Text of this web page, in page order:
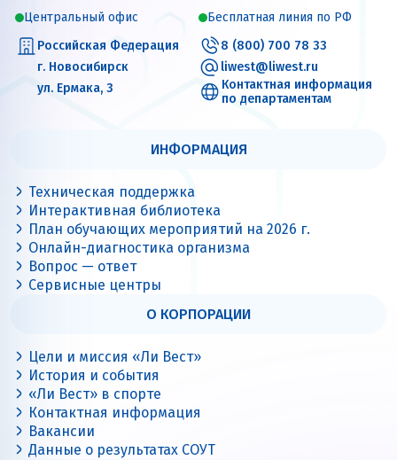
Центральный офис
Российская Федерация
г. Новосибирск
ул. Ермака, 3
Бесплатная линия по РФ
8 (800) 700 78 33
liwest@liwest.ru
Контактная информация
по департаментам
ИНФОРМАЦИЯ
Техническая поддержка
Интерактивная библиотека
План обучающих мероприятий на 2026 г.
Онлайн-диагностика организма
Вопрос — ответ
Сервисные центры
О КОРПОРАЦИИ
Цели и миссия «Ли Вест»
История и события
«Ли Вест» в спорте
Контактная информация
Вакансии
Данные о результатах СОУТ